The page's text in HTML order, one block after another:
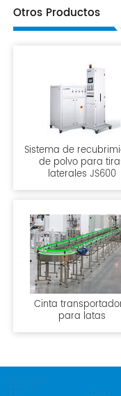
Otros Productos
Sistema de
de polvo para
laterales JS600
Cinta
para latas